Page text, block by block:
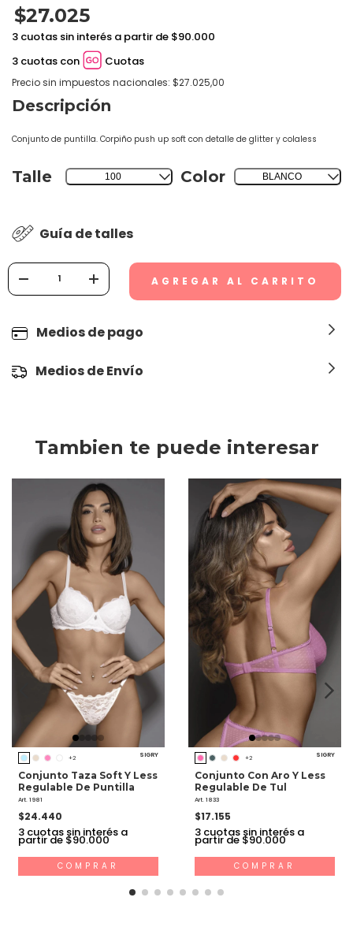
$27.025
3 cuotas sin interés a partir de $90.000
3 cuotas con
Cuotas
Precio sin impuestos nacionales: $27.025,00
Descripción
Conjunto de puntilla. Corpiño push up soft con detalle de glitter y colaless
Color BLANCO
Talle 100
Guía de talles
Medios de pago
Medios de Envío
Tambien te puede interesar
+2 SIGRY
Conjunto Taza Soft Y Less
Regulable De Puntilla
Art. 1981
$24.440
3cuotas sin interés a
partir de $90.000
COMPRAR
+2 SIGRY
Conjunto Con Aro Y Less
Regulable De Tul
Art. 1833
$17.155
3cuotas sin interés a
partir de $90.000
COMPRAR